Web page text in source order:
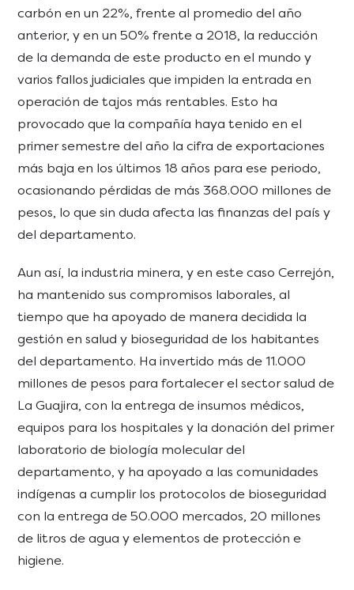
carbón en un 22%, frente al promedio del año
anterior, y en un 50% frente a 2018, la reducción
de la demanda de este producto en el mundo y
varios fallos judiciales que impiden la entrada en
operación de tajos más rentables. Esto ha
provocado que la compañía haya tenido en el
primer semestre del año la cifra de exportaciones
más baja en los últimos 18 años para ese periodo,
ocasionando pérdidas de más 368.000 millones de
pesos, lo que sin duda afecta las finanzas del país y
del departamento.
Aun así, la industria minera, y en este caso Cerrejón,
ha mantenido sus compromisos laborales, al
tiempo que ha apoyado de manera decidida la
gestión en salud y bioseguridad de los habitantes
del departamento. Ha invertido más de 11.000
millones de pesos para fortalecer el sector salud de
La Guajira, con la entrega de insumos médicos,
equipos para los hospitales y la donación del primer
laboratorio de biología molecular del
departamento, y ha apoyado a las comunidades
indígenas a cumplir los protocolos de bioseguridad
con la entrega de 50.000 mercados, 20 millones
de litros de agua y elementos de protección e
higiene.